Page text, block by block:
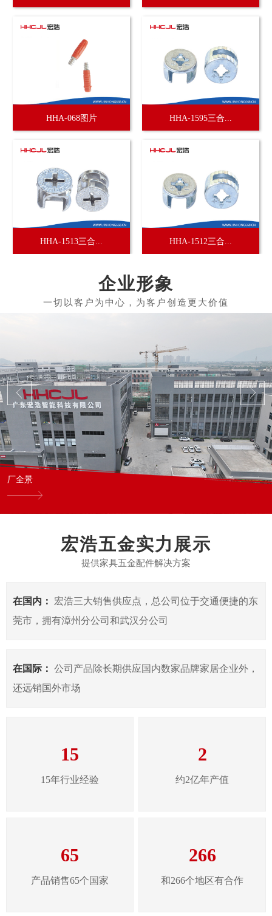
HHA-068图片 HHA-1595三合...
HHA-1513三合... HHA-1512三合...
企业形象
厂全景
宏浩五金实力展示
提供家具五金配件解决方案
在国内：
宏浩三大销售供应点，总公司位于交通便捷的东
莞市，拥有漳州分公司和武汉分公司
在国际： 公司产品除长期供应国内数家品牌家居企业外，
还远销国外市场
15
15年行业经验
2
约2亿年产值
65
产品销售65个国家
266
和266个地区有合作